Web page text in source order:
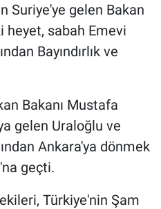
Suriye'ye gelen Bakan
heyet, sabah Emevi
Bayındırlık ve
Bakanı Mustafa
gelen Uraloğlu ve
Ankara'ya dönmek
geçti.
Türkiye'nin Şam